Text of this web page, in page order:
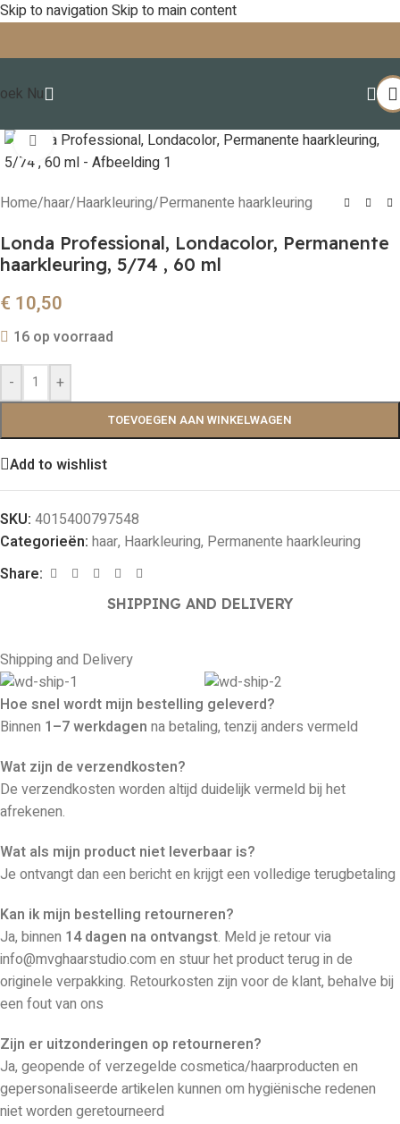
Skip to navigationSkip to main content
Nu
Click to enlarge
Home/haar/Haarkleuring/Permanente haarkleuring
Londa Professional, Londacolor, Permanente
haarkleuring, 5/74 , 60 ml
€ 10,50
16 op voorraad
- +
TOEVOEGEN AAN WINKELWAGEN
Add to wishlist
SKU: 4015400797548
Categorieën: haar, Haarkleuring, Permanente haarkleuring
Share:
SHIPPING AND DELIVERY
Shipping and Delivery
Hoe snel wordt mijn bestelling geleverd?
Binnen 1–7 werkdagen na betaling, tenzij anders vermeld
Wat zijn de verzendkosten?
De verzendkosten worden altijd duidelijk vermeld bij het
afrekenen.
Wat als mijn product niet leverbaar is?
Je ontvangt dan een bericht en krijgt een volledige terugbetaling
Kan ik mijn bestelling retourneren?
Ja, binnen 14 dagen na ontvangst. Meld je retour via
info@mvghaarstudio.com en stuur het product terug in de
originele verpakking. Retourkosten zijn voor de klant, behalve bij
een fout van ons
Zijn er uitzonderingen op retourneren?
Ja, geopende of verzegelde cosmetica/haarproducten en
gepersonaliseerde artikelen kunnen om hygiënische redenen
niet worden geretourneerd